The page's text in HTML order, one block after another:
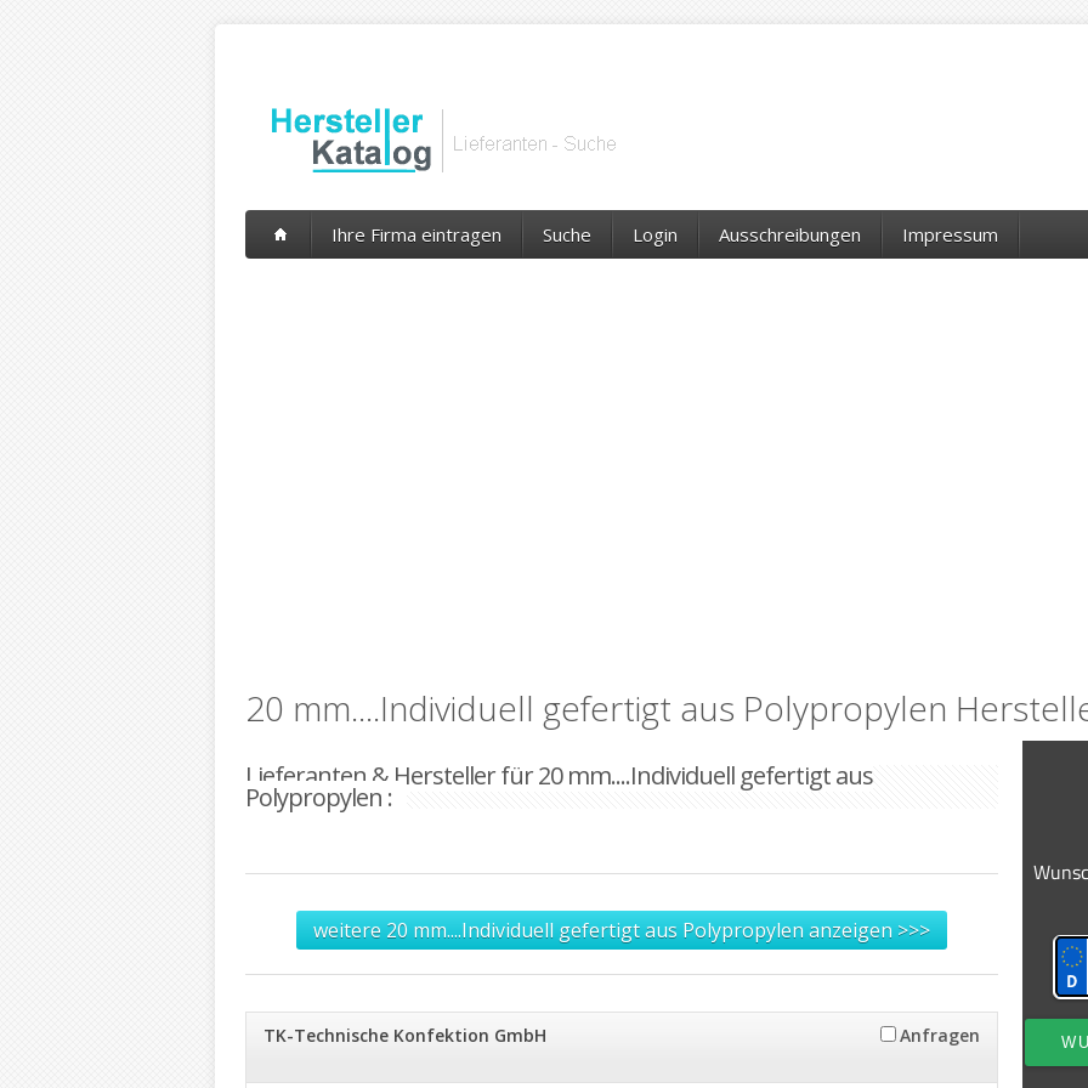
Ihre Firma eintragen Suche Login Ausschreibungen Impressum
20 mm....Individuell gefertigt aus Polypropylen
Lieferanten & Hersteller für 20 mm....Individuell gefertigt aus
Polypropylen :
weitere 20 mm....Individuell gefertigt aus Polypropylen anzeigen >>>
TK-Technische Konfektion GmbH Anfragen